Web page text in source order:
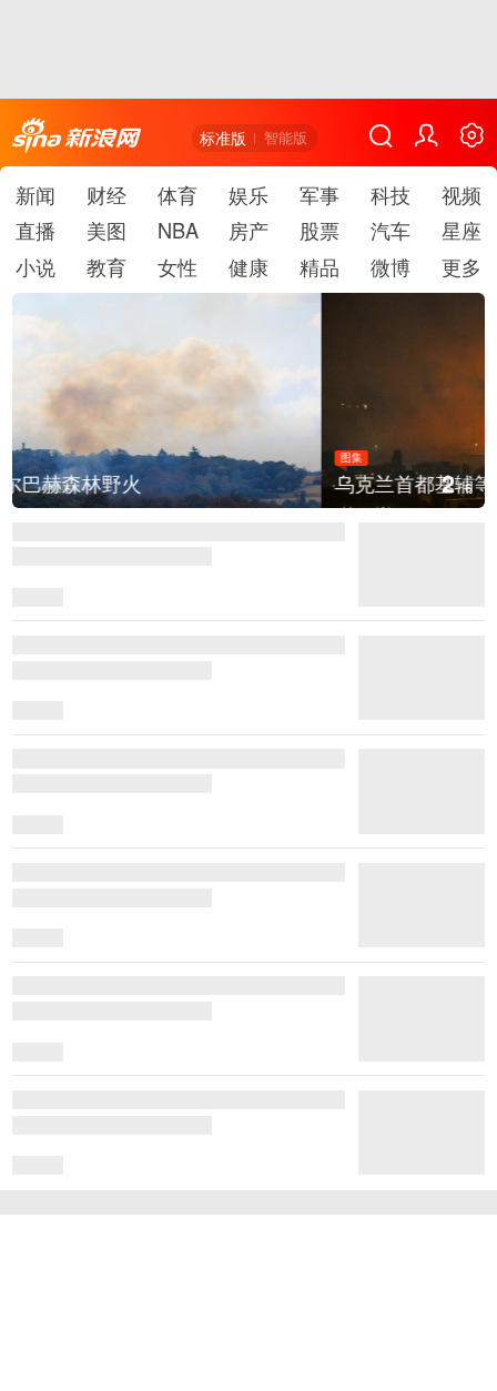
标准版 智能版
新闻 财经 体育 娱乐 军事 科技
视频
直播
美图 NBA 房产 股票 汽车
星座
小说
教育 女性 健康 精品 微博 更多
图集
乌克兰首都基辅等地传出强烈爆炸声 2/6